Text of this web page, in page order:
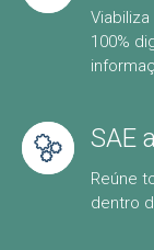
100%
SAE
Reúne
dentro